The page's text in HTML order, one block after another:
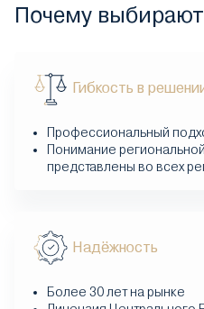
Почему
Гибкость в
Профессиональный
Понимание
представлены во всех
Надёжность
Более 30 лет на рынке